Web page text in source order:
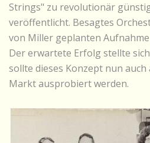
Strings" zu revolutionär
veröffentlicht. Besagtes
von Miller geplanten
Der erwartete Erfolg stellte
sollte dieses Konzept nun auch
Markt ausprobiert werden.